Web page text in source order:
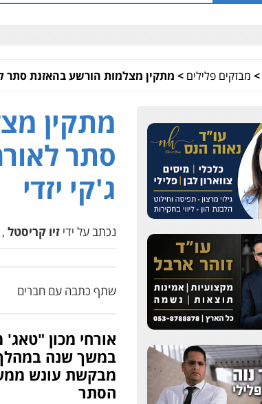
> מבזקים פלילים > מתקין מצלמות הורשע בהאזנת סתר
מתקין
סתר
ג'קי יזדי
נכתב על ידי זיו קריסטל , ב-
שתף כתבה עם חברים
אורחי מכון
במשך שנה
מבקשת עונש
הסתר